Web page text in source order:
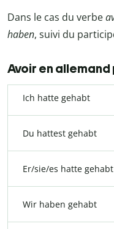
Dans le cas du verbe
haben, suivi du
Avoir en
Ich hatte gehabt
Du hattest gehabt
Er/sie/es hatte gehabt
Wir haben gehabt